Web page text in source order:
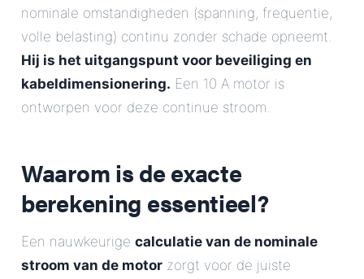
nominale omstandigheden (spanning, frequentie,
volle belasting) continu zonder schade opneemt.
Hij is het uitgangspunt voor beveiliging en
kabeldimensionering. Een 10 A motor is
ontworpen voor deze continue stroom.
Waarom is de exacte
berekening essentieel?
Een nauwkeurige calculatie van de nominale
stroom van de motor zorgt voor de juiste